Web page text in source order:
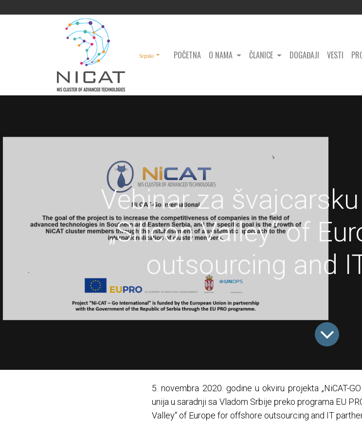
Srpski POČETNA O NAMA ČLANICE DOGAĐAJI VESTI
Vebinar za
„Silicon Valley“ of
outsourcing and
5. novembra 2020. godine u okviru projekta „NiCAT-
unija u saradnji sa Vladom Srbije preko programa EU
Valley“ of Europe for offshore outsourcing and IT